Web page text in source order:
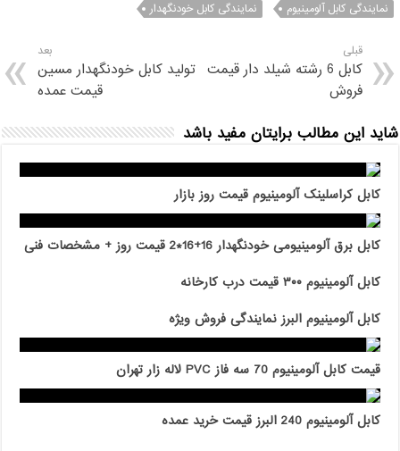
نمایندگی کابل آلومینیوم
نمایندگی کابل خودنگهدار
قبلی
کابل 6 رشته شیلد دار قیمت
فروش
بعد
تولید کابل خودنگهدار مسین
قیمت عمده
شاید این مطالب برایتان مفید باشد
کابل کراسلینک آلومینیوم قیمت روز بازار
کابل برق آلومینیومی خودنگهدار 16+16*2 قیمت روز + مشخصات فنی
کابل آلومینیوم ۳۰۰ قیمت درب کارخانه
کابل آلومینیوم البرز نمایندگی فروش ویژه
قیمت کابل آلومینیوم 70 سه فاز PVC لاله زار تهران
کابل آلومینیوم 240 البرز قیمت خرید عمده